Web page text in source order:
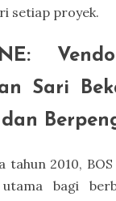
setiap proyek.
Sari
tahun 2010,
bagi